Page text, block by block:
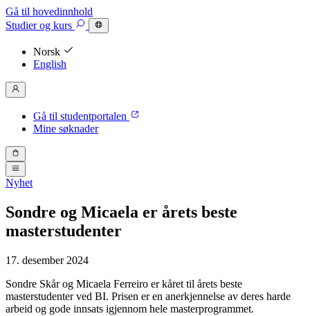
Gå til hovedinnhold
Studierog kurs
Norsk
English
Gå til studentportalen
Mine søknader
Nyhet
Sondre og Micaela er årets beste
masterstudenter
17. desember 2024
Sondre Skår og Micaela Ferreiro er kåret til årets beste
masterstudenter ved BI. Prisen er en anerkjennelse av deres harde
arbeid og gode innsats igjennom hele masterprogrammet.